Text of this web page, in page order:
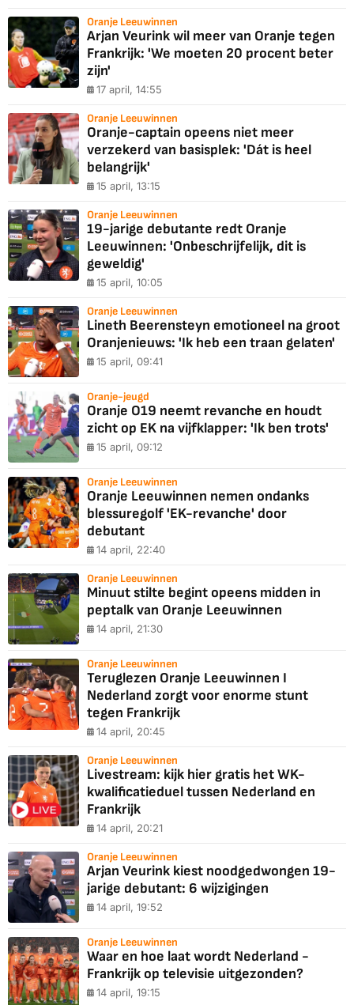
Oranje Leeuwinnen
Arjan Veurink wil meer van Oranje tegen
Frankrijk: 'We moeten 20 procent beter
zijn'
17 april, 14:55
Oranje Leeuwinnen
Oranje-captain opeens niet meer
verzekerd van basisplek: 'Dát is heel
belangrijk'
15 april, 13:15
Oranje Leeuwinnen
19-jarige debutante redt Oranje
Leeuwinnen: 'Onbeschrijfelijk, dit is
geweldig'
15 april, 10:05
Oranje Leeuwinnen
Lineth Beerensteyn emotioneel na groot
Oranjenieuws: 'Ik heb een traan gelaten'
15 april, 09:41
Oranje-jeugd
Oranje O19 neemt revanche en houdt
zicht op EK na vijfklapper: 'Ik ben trots'
15 april, 09:12
Oranje Leeuwinnen
Oranje Leeuwinnen nemen ondanks
blessuregolf 'EK-revanche' door
debutant
14 april, 22:40
Oranje Leeuwinnen
Minuut stilte begint opeens midden in
peptalk van Oranje Leeuwinnen
14 april, 21:30
Oranje Leeuwinnen
Teruglezen Oranje Leeuwinnen I
Nederland zorgt voor enorme stunt
tegen Frankrijk
14 april, 20:45
Oranje Leeuwinnen
Livestream: kijk hier gratis het WK-
kwalificatieduel tussen Nederland en
Frankrijk
14 april, 20:21
Oranje Leeuwinnen
Arjan Veurink kiest noodgedwongen 19-
jarige debutant: 6 wijzigingen
14 april, 19:52
Oranje Leeuwinnen
Waar en hoe laat wordt Nederland -
Frankrijk op televisie uitgezonden?
14 april, 19:15